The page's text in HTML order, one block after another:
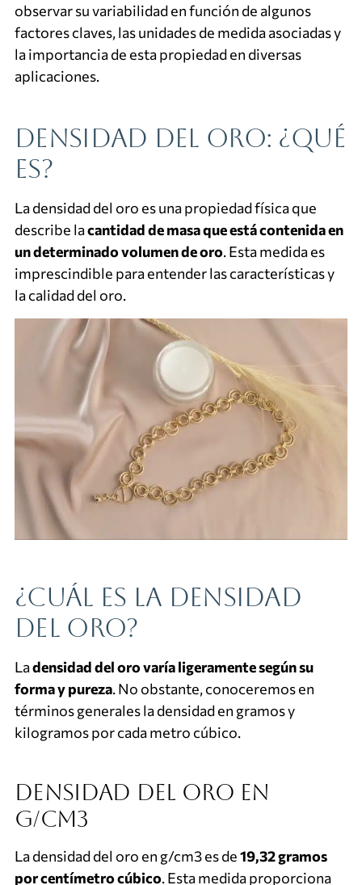
observar su variabilidad en función de algunos
factores claves, las unidades de medida asociadas y
la importancia de esta propiedad en diversas
aplicaciones.
Densidad del oro: ¿qué
es?
La densidad del oro es una propiedad física que
describe lacantidad de masa que está contenida en
un determinado volumen de oro. Esta medida es
imprescindible para entender las características y
la calidad del oro.
¿Cuál es la densidad
del oro?
Ladensidad del oro varía ligeramente según su
forma y pureza. No obstante, conoceremos en
términos generales la densidad en gramos y
kilogramos por cada metro cúbico.
Densidad del oro en
g/cm3
La densidad del oro en g/cm3 es de19,32 gramos
por centímetro cúbico. Esta medida proporciona